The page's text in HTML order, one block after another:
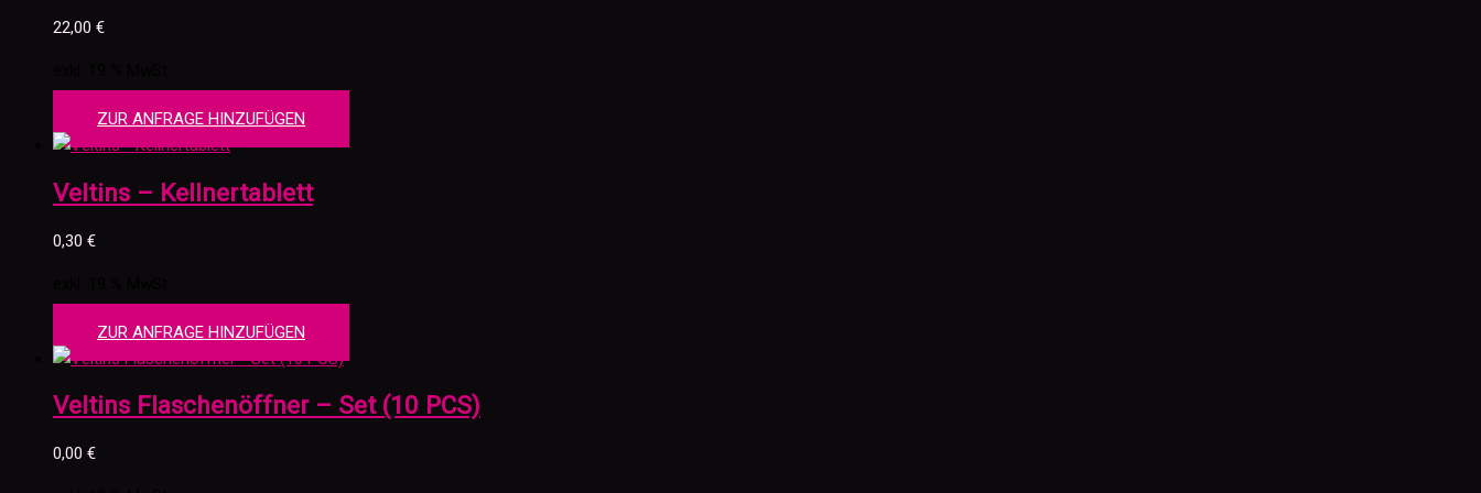
22,00 €
ZUR ANFRAGE HINZUFÜGEN
Veltins – Kellnertablett
0,30 €
ZUR ANFRAGE HINZUFÜGEN
Veltins Flaschenöffner – Set (10 PCS)
0,00 €